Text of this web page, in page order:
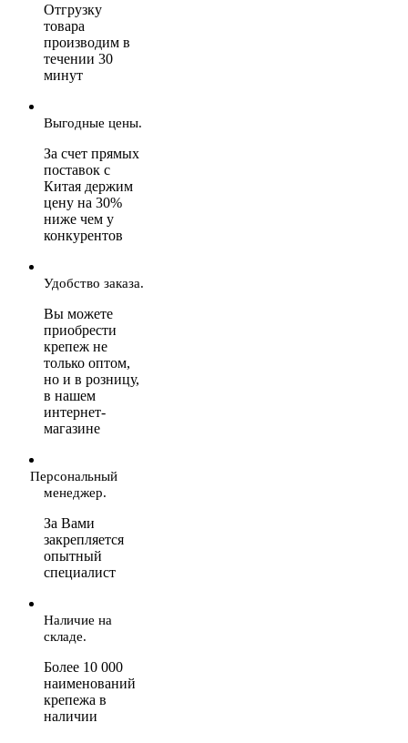
Отгрузку
товара
производим в
течении 30
минут
Выгодные цены.
За счет прямых
поставок с
Китая держим
цену на 30%
ниже чем у
конкурентов
Удобство заказа.
Вы можете
приобрести
крепеж не
только оптом,
но и в розницу,
в нашем
интернет-
магазине
Персональный
менеджер.
За Вами
закрепляется
опытный
специалист
Наличие на
складе.
Более 10 000
наименований
крепежа в
наличии